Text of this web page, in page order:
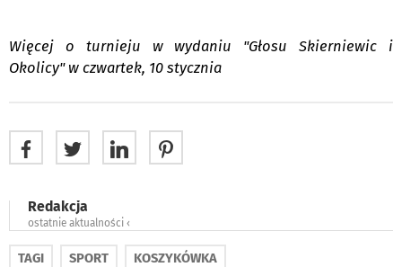
Więcej o turnieju w wydaniu "Głosu Skierniewic i
Okolicy" w czwartek, 10 stycznia
Redakcja
ostatnie aktualności ‹
TAGI SPORT KOSZYKÓWKA